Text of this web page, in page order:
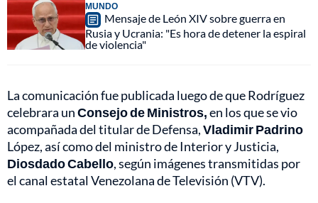
MUNDO
Mensaje de León XIV sobre guerra en
Rusia y Ucrania: "Es hora de detener la espiral
de violencia"
La comunicación fue publicada luego de que Rodríguez
celebrara unConsejo de Ministros,en los que se vio
acompañada del titular de Defensa,Vladimir Padrino
López, así como del ministro de Interior y Justicia,
Diosdado Cabello, según imágenes transmitidas por
el canal estatal Venezolana de Televisión (VTV).